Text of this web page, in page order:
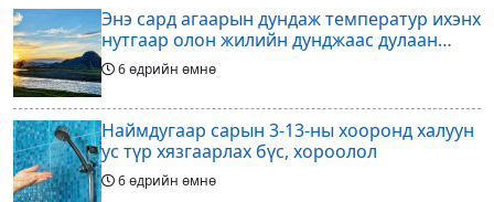
Энэ сард агаарын дундаж температур ихэнх
нутгаар олон жилийн дунджаас дулаан
байна
6 өдрийн өмнө
Наймдугаар сарын 3-13-ны хооронд халуун
ус түр хязгаарлах бүс, хороолол
6 өдрийн өмнө